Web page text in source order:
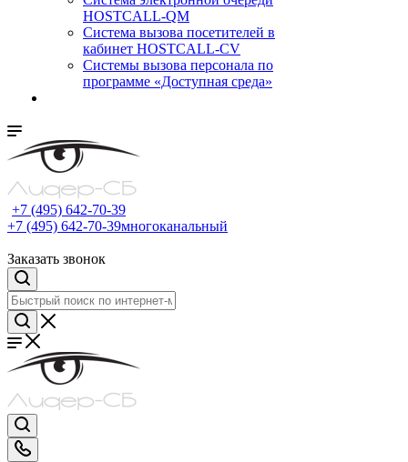
HOSTCALL-QM
Cистема вызова посетителей в
кабинет HOSTCALL-CV
Системы вызова персонала по
программе «Доступная среда»
+7 (495) 642-70-39
+7 (495) 642-70-39многоканальный
Заказать звонок